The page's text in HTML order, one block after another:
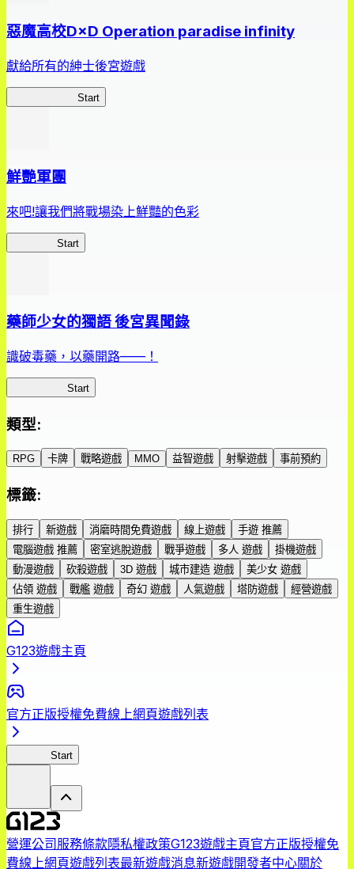
惡魔高校D×D Operation paradise infinity
獻給所有的紳士後宮遊戲
Start
鮮艷軍團
來吧!讓我們將戰場染上鮮豔的色彩
Start
藥師少女的獨語 後宮異聞錄
識破毒藥，以藥開路——！
Start
類型:
RPG 卡牌 戰略遊戲 MMO 益智遊戲 射擊遊戲 事前預約
標籤:
排行 新遊戲 消磨時間免費遊戲 線上遊戲
手遊 推薦
電腦遊戲 推薦
密室逃脫遊戲 戰爭遊戲 多人 遊戲
掛機遊戲
動漫遊戲
砍殺遊戲 3D 遊戲 城市建造 遊戲
美少女 遊戲
佔領 遊戲
戰艦 遊戲 奇幻 遊戲 人氣遊戲 塔防遊戲
經營遊戲
重生遊戲
G123遊戲主頁
官方正版授權免費線上網頁遊戲列表
Start
營運公司服務條款隱私權政策G123遊戲主頁官方正版授權免
費線上網頁遊戲列表最新遊戲消息新遊戲開發者中心關於